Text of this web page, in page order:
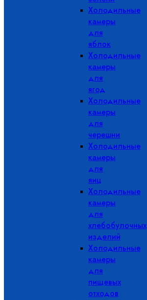
Холодильные
камеры
для
яблок
Холодильные
камеры
для
ягод
Холодильные
камеры
для
черешни
Холодильные
камеры
для
яиц
Холодильные
камеры
для
хлебобулочных
изделий
Холодильные
камеры
для
пищевых
отходов